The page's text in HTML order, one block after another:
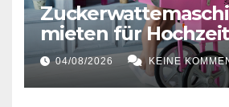
mieten für
04/08/2026 KEINE